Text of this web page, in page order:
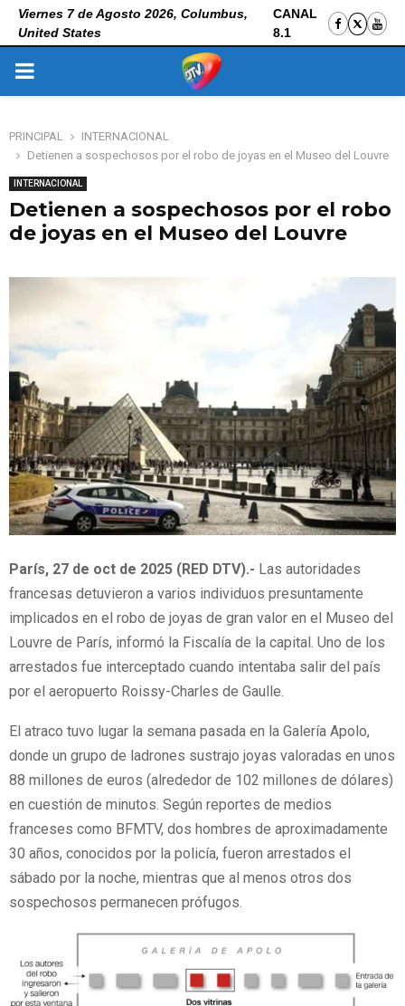
Viernes 7 de Agosto 2026, Columbus,
United States
CANAL
8.1
PRIMARY
PRINCIPAL
INTERNACIONAL
Detienen a sospechosos por el robo de joyas en el Museo del Louvre
INTERNACIONAL
Detienen a sospechosos por el robo
de joyas en el Museo del Louvre
París, 27 de oct de 2025 (RED DTV).- Las autoridades
francesas detuvieron a varios individuos presuntamente
implicados en el robo de joyas de gran valor en el Museo del
Louvre de París, informó la Fiscalía de la capital. Uno de los
arrestados fue interceptado cuando intentaba salir del país
por el aeropuerto Roissy-Charles de Gaulle.
El atraco tuvo lugar la semana pasada en la Galería Apolo,
donde un grupo de ladrones sustrajo joyas valoradas en unos
88 millones de euros (alrededor de 102 millones de dólares)
en cuestión de minutos. Según reportes de medios
franceses como BFMTV, dos hombres de aproximadamente
30 años, conocidos por la policía, fueron arrestados el
sábado por la noche, mientras que al menos otros dos
sospechosos permanecen prófugos.